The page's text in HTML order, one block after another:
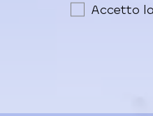
Accetto la